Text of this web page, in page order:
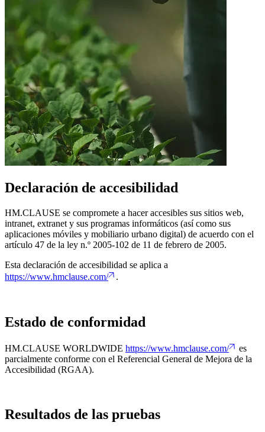
Declaración de accesibilidad
HM.CLAUSE se compromete a hacer accesibles sus sitios web,
intranet, extranet y sus programas informáticos (así como sus
aplicaciones móviles y mobiliario urbano digital) de acuerdo con el
artículo 47 de la ley n.º 2005-102 de 11 de febrero de 2005.
Esta declaración de accesibilidad se aplica a
https://www.hmclause.com/
.
Estado de conformidad
HM.CLAUSE WORLDWIDE https://www.hmclause.com/
es
parcialmente conforme con el Referencial General de Mejora de la
Accesibilidad (RGAA).
Resultados de las pruebas